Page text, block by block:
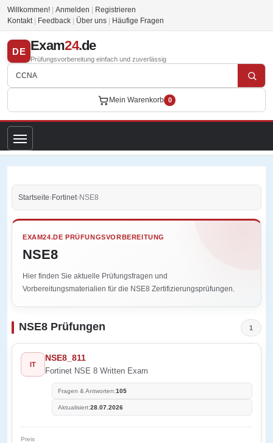
Willkommen! Anmelden
Registrieren
Kontakt
Feedback Über uns Häufige Fragen
DE Exam24.de
Prüfungsvorbereitung einfach und zuverlässig
Mein Warenkorb 0
Startseite›Fortinet›NSE8
EXAM24.DE PRÜFUNGSVORBEREITUNG
NSE8
Hier finden Sie aktuelle Prüfungsfragen und
Vorbereitungsmaterialien für die NSE8 Zertifizierungsprüfungen.
NSE8 Prüfungen 1
IT
NSE8_811
Fortinet NSE 8 Written Exam
Fragen & Antworten:105
Aktualisiert:28.07.2026
Preis